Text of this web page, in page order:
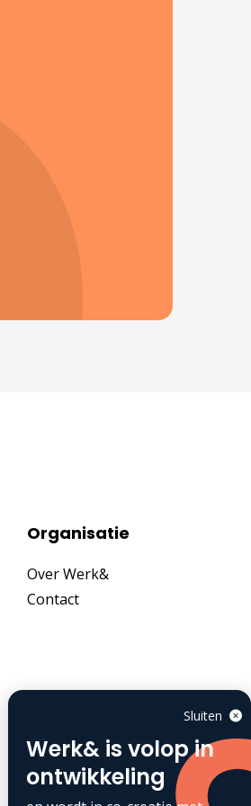
Organisatie
Over Werk&
Contact
Sluiten
Werk& is volop in
ontwikkeling